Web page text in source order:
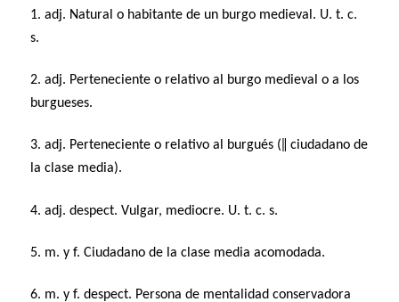
1. adj. Natural o habitante de un burgo medieval. U. t. c.
s.
2. adj. Perteneciente o relativo al burgo medieval o a los
burgueses.
3. adj. Perteneciente o relativo al burgués (‖ ciudadano de
la clase media).
4. adj. despect. Vulgar, mediocre. U. t. c. s.
5. m. y f. Ciudadano de la clase media acomodada.
6. m. y f. despect. Persona de mentalidad conservadora